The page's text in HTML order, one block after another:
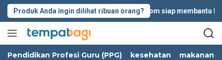
Langsung
Produk Anda ingin dilihat ribuan orang?Tempatbagi.com siap membantu
Pendidikan Profesi Guru (PPG) kesehatan makanan